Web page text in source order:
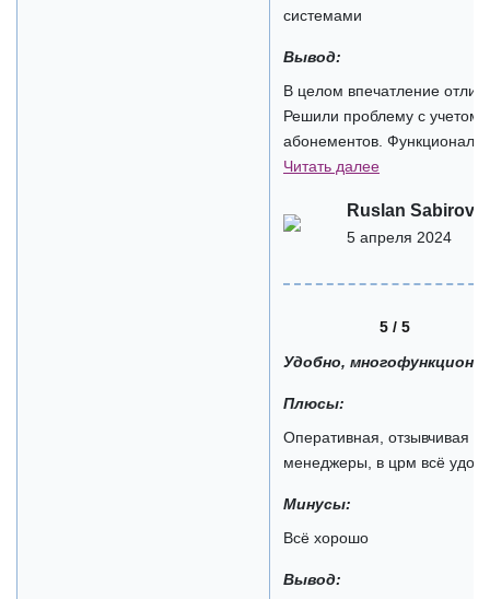
системами
Вывод:
В целом впечатление
Решили проблему с учетом
абонементов. Функционал
Читать далее
Ruslan Sabirov
5 апреля 2024
5 / 5
Удобно,
Плюсы:
Оперативная, отзывчивая
менеджеры, в црм всё
Минусы:
Всё хорошо
Вывод: